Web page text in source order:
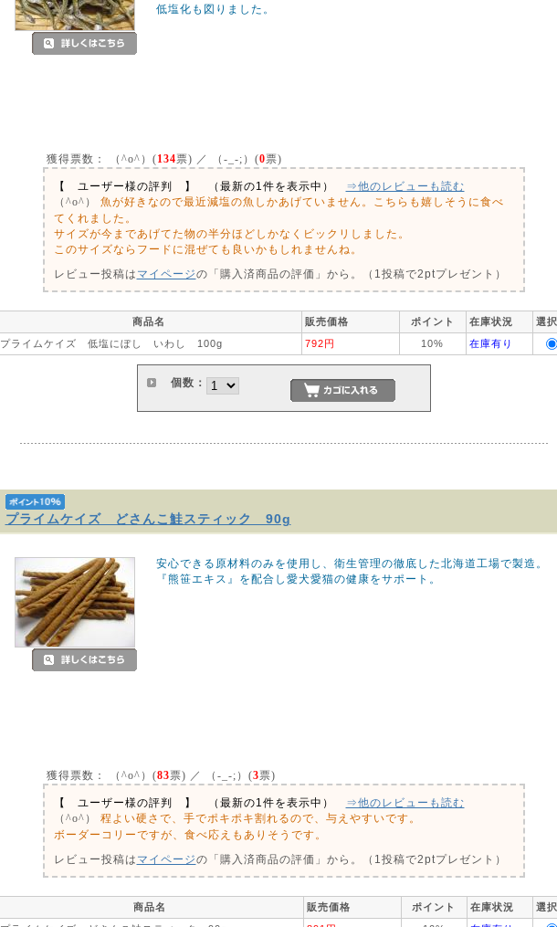
低塩化も図りました。
獲得票数： （^o^）(134票) ／ （-_-;）(0票)
【 ユーザー様の評判 】 （最新の1件を表示中）
⇒他のレビューも読む
（^o^）
魚が好きなので最近減塩の魚しかあげていません。こちらも嬉しそうに食べ
てくれました。
サイズが今まであげてた物の半分ほどしかなくビックリしました。
このサイズならフードに混ぜても良いかもしれませんね。
レビュー投稿は マイページの「購入済商品の評価」から。（1投稿で2ptプレゼント）
商品名 販売価格 ポイント 在庫状況
選択
プライムケイズ 低塩にぼし いわし 100g
792円 10% 在庫有り
個数：
プライムケイズ どさんこ鮭スティック 90g
安心できる原材料のみを使用し、衛生管理の徹底した北海道工場で製造。
『熊笹エキス』を配合し愛犬愛猫の健康をサポート。
獲得票数： （^o^）(83票) ／ （-_-;）(3票)
【 ユーザー様の評判 】 （最新の1件を表示中）
⇒他のレビューも読む
（^o^）
程よい硬さで、手でポキポキ割れるので、与えやすいです。
ボーダーコリーですが、食べ応えもありそうです。
レビュー投稿は マイページの「購入済商品の評価」から。（1投稿で2ptプレゼント）
商品名 販売価格 ポイント 在庫状況
選択